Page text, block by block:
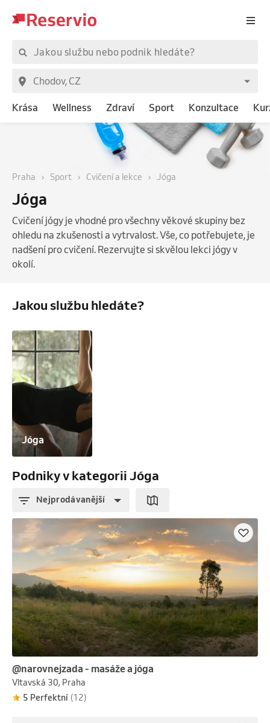
Krása Wellness Zdraví Sport Konzultace
Praha Sport Cvičení a lekce Jóga
Jóga
Cvičení jógy je vhodné pro všechny věkové skupiny bez
ohledu na zkušenosti a vytrvalost. Vše, co potřebujete, je
nadšení pro cvičení. Rezervujte si skvělou lekci jógy v
okolí.
Jakou službu hledáte?
Jóga
Podniky v kategorii Jóga
Nejprodávanější
@narovnejzada - masáže a jóga
Vltavská 30, Praha
5 Perfektní (12)